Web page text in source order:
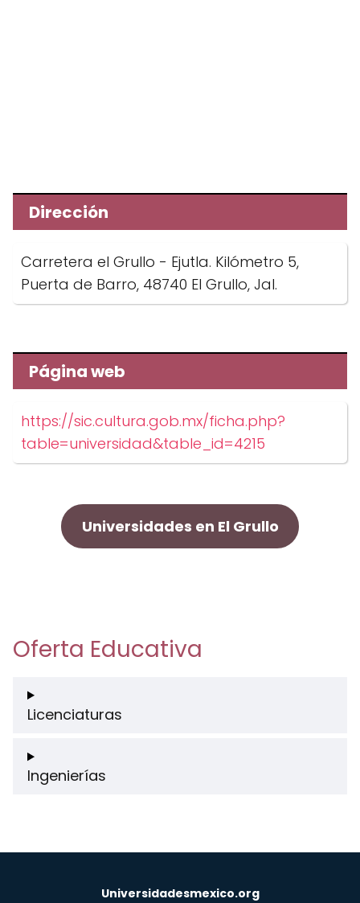
Dirección
Carretera el Grullo - Ejutla. Kilómetro 5,
Puerta de Barro, 48740 El Grullo, Jal.
Página web
https://sic.cultura.gob.mx/ficha.php?
table=universidad&table_id=4215
Universidades en El Grullo
Oferta Educativa
Licenciaturas
Ingenierías
Universidadesmexico.org